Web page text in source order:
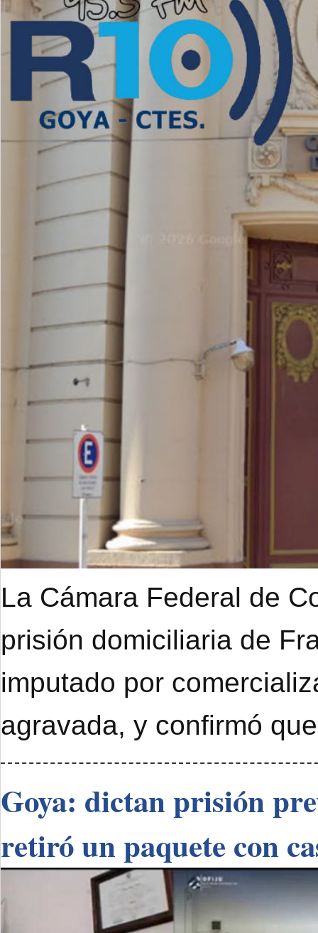
La Cámara Federal de
prisión domiciliaria de
imputado por
agravada, y confirmó
Goya: dictan prisión
retiró un paquete con